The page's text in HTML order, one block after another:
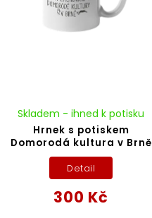
Hrnek s potiskem
Domorodá kultura v Brně
Skladem - ihned k potisku
300 Kč
Detail